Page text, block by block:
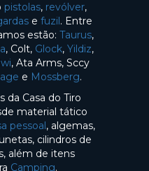
pistolas, revólver,
e fuzil. Entre
estão: Taurus,
, Colt, Glock, Yildiz,
, Ata Arms, Sccy
e Mossberg.
da Casa do Tiro
material tático
pessoal, algemas,
cilindros de
além de itens
Camping.